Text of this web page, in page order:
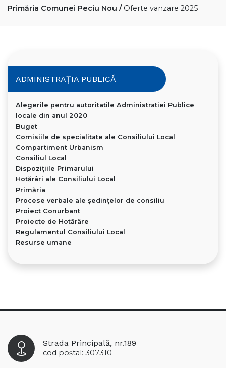
Primăria Comunei Peciu Nou / Oferte vanzare 2025
ADMINISTRAȚIA PUBLICĂ
Alegerile pentru autoritatile Administratiei Publice
locale din anul 2020
Buget
Comisiile de specialitate ale Consiliului Local
Compartiment Urbanism
Consiliul Local
Dispoziţiile Primarului
Hotărâri ale Consiliului Local
Primăria
Procese verbale ale ședințelor de consiliu
Proiect Conurbant
Proiecte de Hotărâre
Regulamentul Consiliului Local
Resurse umane
Strada Principală, nr.189
cod poștal: 307310